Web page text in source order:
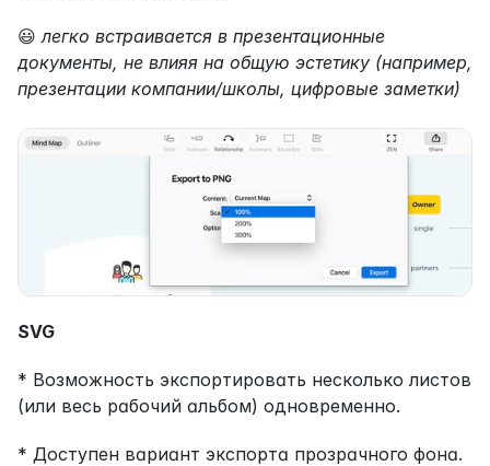
😃 легко встраивается в презентационные
документы, не влияя на общую эстетику (например,
презентации компании/школы, цифровые заметки)
SVG
* Возможность экспортировать несколько листов
(или весь рабочий альбом) одновременно.
* Доступен вариант экспорта прозрачного фона.